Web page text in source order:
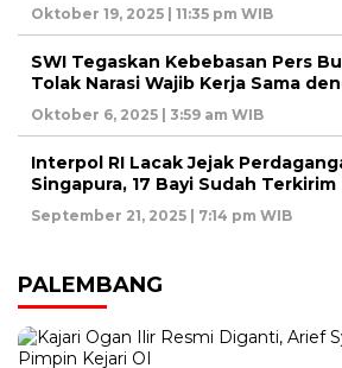
Oktober 19, 2025 | 11:35 pm WIB
SWI Tegaskan Kebebasan Pers
Tolak Narasi Wajib Kerja Sama
Oktober 6, 2025 | 3:59 am WIB
Interpol RI Lacak Jejak
Singapura, 17 Bayi Sudah Terkirim
September 21, 2025 | 7:14 pm WIB
PALEMBANG